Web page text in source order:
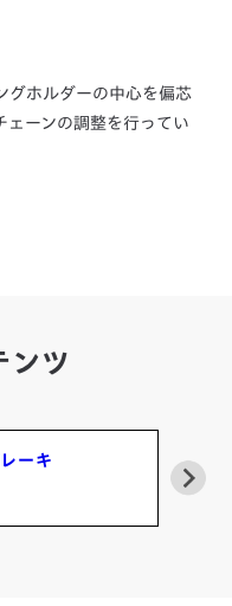
グホルダーの中心を偏芯
ェーンの調整を行ってい
ンツ
ーキ